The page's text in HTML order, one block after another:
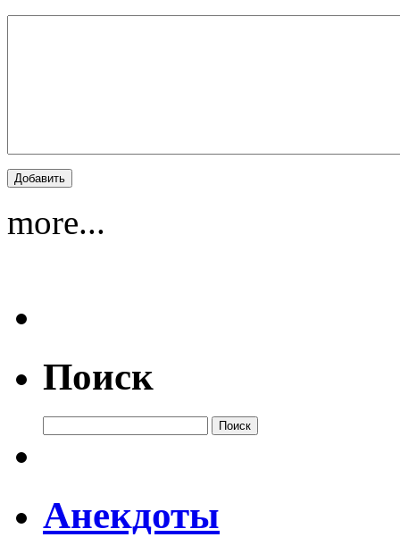
more...
Поиск
Анекдоты